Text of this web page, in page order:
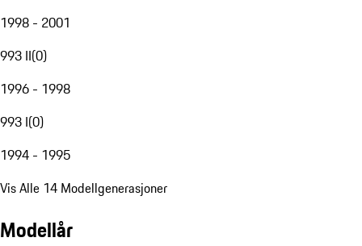
1998 - 2001
993 II(0)
1996 - 1998
993 I(0)
1994 - 1995
Vis Alle 14 Modellgenerasjoner
Modellår